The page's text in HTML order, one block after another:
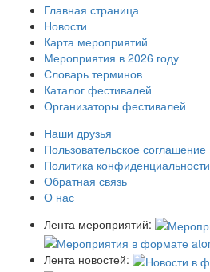
Главная страница
Новости
Карта мероприятий
Мероприятия в 2026 году
Словарь терминов
Каталог фестивалей
Организаторы фестивалей
Наши друзья
Пользовательское соглашение
Политика конфиденциальности
Обратная связь
О нас
Лента мероприятий:
Лента новостей: